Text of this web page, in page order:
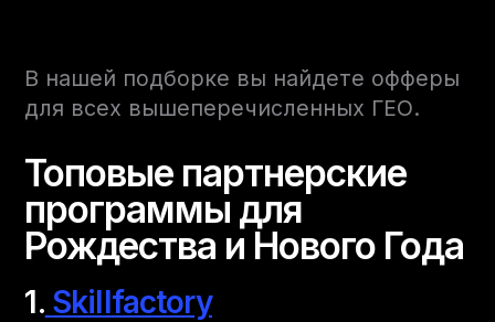
В нашей подборке вы найдете офферы
для всех вышеперечисленных ГЕО.
Топовые партнерские
программы для
Рождества и Нового Года
1. Skillfactory